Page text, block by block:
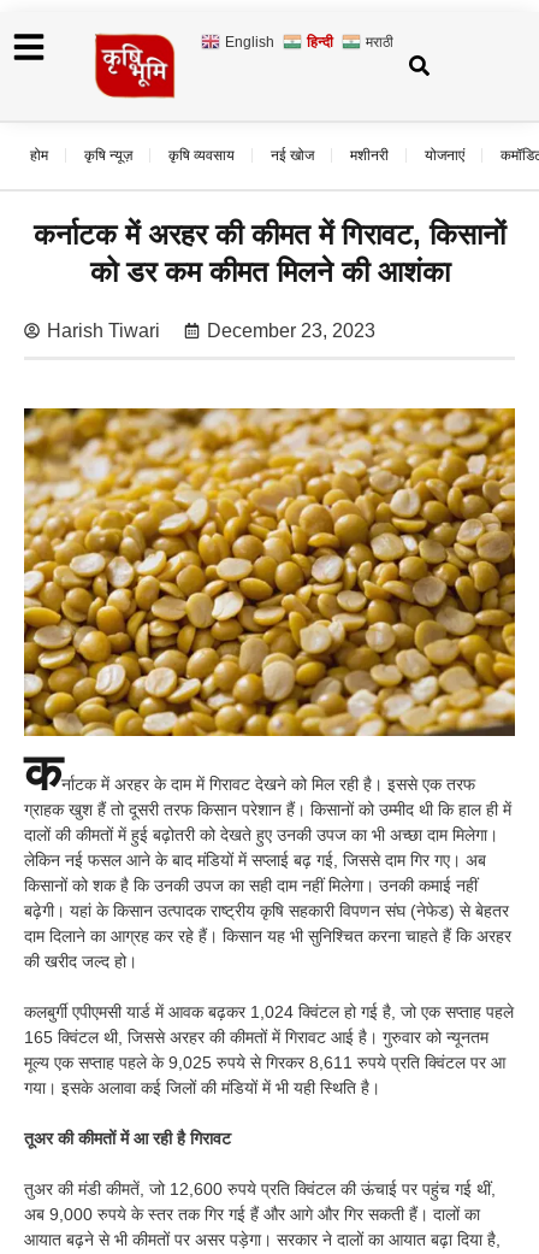
English हिन्दी मराठी
होम कृषि न्यूज़ कृषि व्यवसाय नई खोज मशीनरी योजनाएं
कर्नाटक में अरहर की कीमत में गिरावट, किसानों
को डर कम कीमत मिलने की आशंका
Harish Tiwari December 23, 2023
कर्नाटक में अरहर के दाम में गिरावट देखने को मिल रही है। इससे एक तरफ
ग्राहक खुश हैं तो दूसरी तरफ किसान परेशान हैं। किसानों को उम्मीद थी कि हाल ही में
दालों की कीमतों में हुई बढ़ोतरी को देखते हुए उनकी उपज का भी अच्छा दाम मिलेगा।
लेकिन नई फसल आने के बाद मंडियों में सप्लाई बढ़ गई, जिससे दाम गिर गए। अब
किसानों को शक है कि उनकी उपज का सही दाम नहीं मिलेगा। उनकी कमाई नहीं
बढ़ेगी। यहां के किसान उत्पादक राष्ट्रीय कृषि सहकारी विपणन संघ (नेफेड) से बेहतर
दाम दिलाने का आग्रह कर रहे हैं। किसान यह भी सुनिश्चित करना चाहते हैं कि अरहर
की खरीद जल्द हो।
कलबुर्गी एपीएमसी यार्ड में आवक बढ़कर 1,024 क्विंटल हो गई है, जो एक सप्ताह पहले
165 क्विंटल थी, जिससे अरहर की कीमतों में गिरावट आई है। गुरुवार को न्यूनतम
मूल्य एक सप्ताह पहले के 9,025 रुपये से गिरकर 8,611 रुपये प्रति क्विंटल पर आ
गया। इसके अलावा कई जिलों की मंडियों में भी यही स्थिति है।
तूअर की कीमतों में आ रही है गिरावट
तुअर की मंडी कीमतें, जो 12,600 रुपये प्रति क्विंटल की ऊंचाई पर पहुंच गई थीं,
अब 9,000 रुपये के स्तर तक गिर गई हैं और आगे और गिर सकती हैं। दालों का
आयात बढ़ने से भी कीमतों पर असर पड़ेगा। सरकार ने दालों का आयात बढ़ा दिया है,